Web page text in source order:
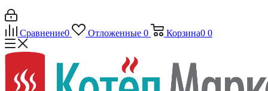
Сравнение0 Отложенные 0 Корзина0 0